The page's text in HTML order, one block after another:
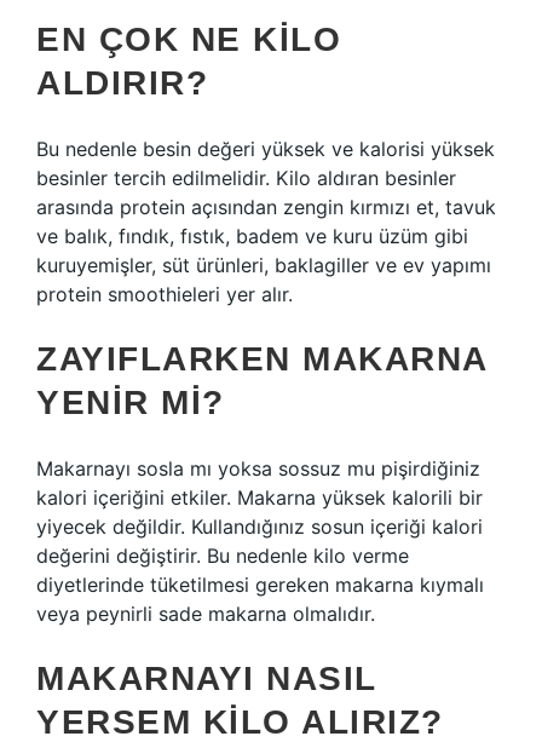
EN ÇOK NE KILO
ALDIRIR?
Bu nedenle besin değeri yüksek ve kalorisi yüksek
besinler tercih edilmelidir. Kilo aldıran besinler
arasında protein açısından zengin kırmızı et, tavuk
ve balık, fındık, fıstık, badem ve kuru üzüm gibi
kuruyemişler, süt ürünleri, baklagiller ve ev yapımı
protein smoothieleri yer alır.
ZAYIFLARKEN MAKARNA
YENIR MI?
Makarnayı sosla mı yoksa sossuz mu pişirdiğiniz
kalori içeriğini etkiler. Makarna yüksek kalorili bir
yiyecek değildir. Kullandığınız sosun içeriği kalori
değerini değiştirir. Bu nedenle kilo verme
diyetlerinde tüketilmesi gereken makarna kıymalı
veya peynirli sade makarna olmalıdır.
MAKARNAYI NASIL
YERSEM KILO ALIRIZ?